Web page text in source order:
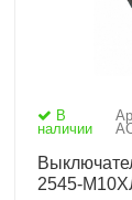
В
наличии
2545-